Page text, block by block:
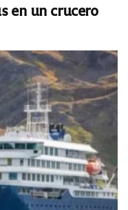
en un crucero